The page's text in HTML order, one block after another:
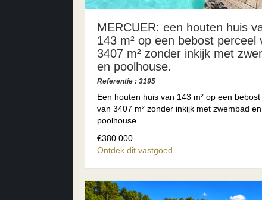
MERCUER: een houten huis
143 m² op een bebost perceel
3407 m² zonder inkijk met
en poolhouse.
Referentie : 3195
Een houten huis van 143 m² op een
van 3407 m² zonder inkijk met zwembad en
poolhouse.
€380 000
Ontdek dit vastgoed